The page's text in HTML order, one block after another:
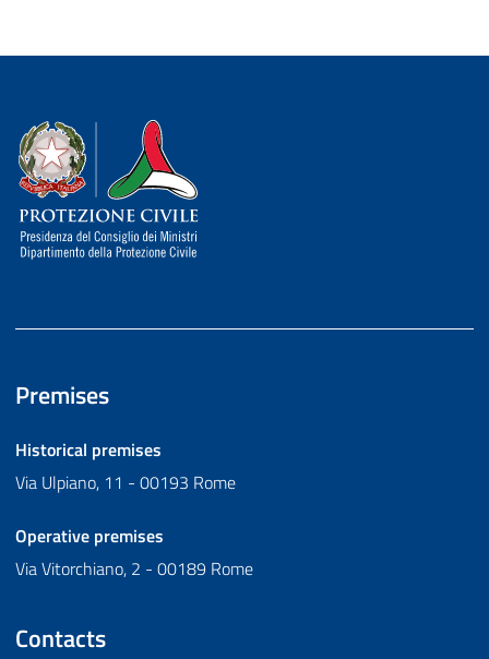
Dipartimento della Protezione Civile
Premises
Historical premises
Via Ulpiano, 11 - 00193 Rome
Operative premises
Via Vitorchiano, 2 - 00189 Rome
Contacts